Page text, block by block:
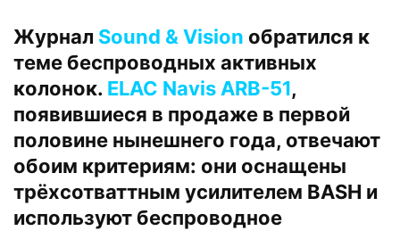
Журнал Sound & Vision обратился к
теме беспроводных активных
колонок. ELAC Navis ARB-51,
появившиеся в продаже в первой
половине нынешнего года, отвечают
обоим критериям: они оснащены
трёхсотваттным усилителем BASH и
используют беспроводное